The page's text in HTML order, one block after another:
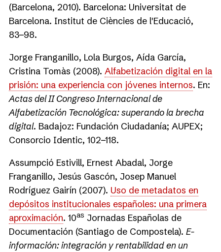
(Barcelona, 2010). Barcelona: Universitat de
Barcelona. Institut de Ciències de l'Educació,
83−98.
Jorge Franganillo, Lola Burgos, Aída García,
Cristina Tomàs (2008). Alfabetización digital en la
prisión: una experiencia con jóvenes internos. En:
Actas del II Congreso Internacional de
Alfabetización Tecnológica: superando la brecha
digital. Badajoz: Fundación Ciudadanía; AUPEX;
Consorcio Identic, 102−118.
Assumpció Estivill, Ernest Abadal, Jorge
Franganillo, Jesús Gascón, Josep Manuel
Rodríguez Gairín (2007). Uso de metadatos en
depósitos institucionales españoles: una primera
aproximación. 10as Jornadas Españolas de
Documentación (Santiago de Compostela). E-
información: integración y rentabilidad en un